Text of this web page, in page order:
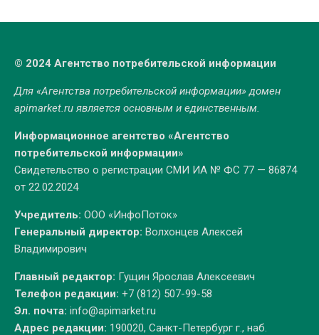
© 2024 Агентство потребительской информации
Для «Агентства потребительской информации» домен
apimarket.ruявляется основным и единственным.
Информационное агентство «Агентство
потребительской информации»
Свидетельство о регистрации СМИ ИА № ФС 77 — 86874
от 22.02.2024
Учредитель: ООО «ИнфоПоток»
Генеральный директор: Волхонцев Алексей
Владимирович
Главный редактор: Гущин Ярослав Алексеевич
Телефон редакции: +7 (812) 507-99-58
Эл. почта: info@apimarket.ru
Адрес редакции: 190020, Санкт-Петербург г., наб.